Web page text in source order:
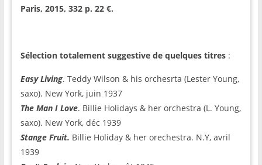
Paris, 2015, 332 p. 22 €.
Sélection totalement suggestive de quelques titres :
Easy Living. Teddy Wilson & his orchesrta (Lester Young,
saxo). New York, juin 1937
The Man I Love. Billie Holidays & her orchestra (L. Young,
saxo). New York, déc 1939
Stange Fruit. Billie Holiday & her orechestra. N.Y, avril
1939